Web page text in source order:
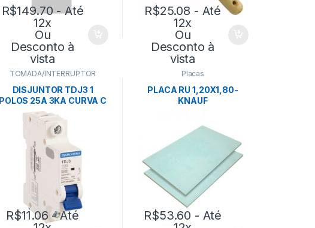
R$149.70- Até
12x
Ou
Desconto à
vista
R$25.08 - Até
12x
Ou
Desconto à
vista
TOMADA/INTERRUPTOR
DISJUNTOR TDJ3 1
POLOS 25A 3KA CURVA C
-TRAMONTINA
R$11.06- Até
Placas
PLACA RU 1,20X1,80-
KNAUF
R$53.60 - Até